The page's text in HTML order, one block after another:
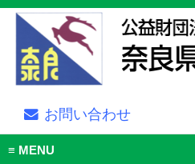
お問い合わせ
MENU